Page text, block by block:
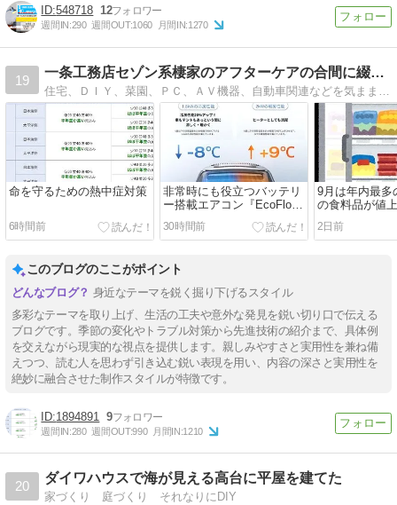
548718 12
週間IN:290 週間OUT:1060 月間IN:1270
19
一条工務店セゾン系棲家のアフターケアの合間に綴るブログ
命を守るための熱中症対策
6時間前
非常時にも役立つバッテリ
ー搭載エアコン『EcoFlow
WAVE 3』
30時間前
9月は年内最多
の食料品が値
2日前
このブログのここがポイント
身近なテーマを鋭く掘り下げるスタイル
多彩なテーマを取り上げ、生活の工夫や意外な発見を鋭い切り口で伝える
ブログです。季節の変化やトラブル対策から先進技術の紹介まで、具体例
を交えながら現実的な視点を提供します。親しみやすさと実用性を兼ね備
えつつ、読む人を思わず引き込む鋭い表現を用い、内容の深さと実用性を
絶妙に融合させた制作スタイルが特徴です。
1894891 9
週間IN:280 週間OUT:990 月間IN:1210
20
ダイワハウスで海が見える高台に平屋を建てた
家づくり 庭づくり それなりにDIY